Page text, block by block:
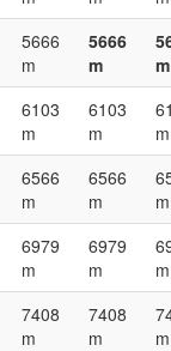
5666
m
5666
m
m
6103
m
6103
m
m
6566
m
6566
m
m
6979
m
6979
m
m
7408
m
7408
m
m